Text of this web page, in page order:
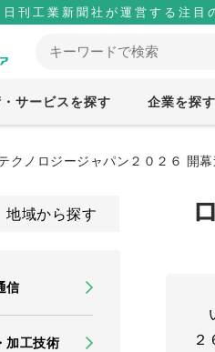
日刊工業新聞社が運営する注目
サービスを探す 企業を探す
クノロジージャパン２０２６ 開幕
地域から探す
信
加工技術